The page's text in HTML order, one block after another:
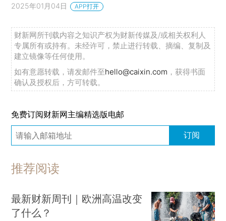
2025年01月04日 APP打开
财新网所刊载内容之知识产权为财新传媒及/或相关权利人
专属所有或持有。未经许可，禁止进行转载、摘编、复制及
建立镜像等任何使用。
如有意愿转载，请发邮件至hello@caixin.com ，获得书面
确认及授权后，方可转载。
免费订阅财新网主编精选版电邮
订阅
推荐阅读
最新财新周刊｜欧洲高温改变
了什么？